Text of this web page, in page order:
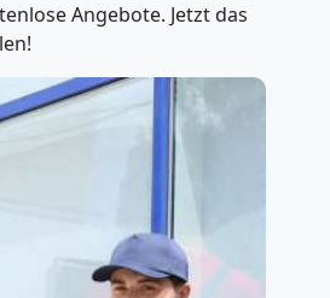
Angebote. Jetzt das